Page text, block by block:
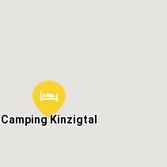
Camping Kinzigtal